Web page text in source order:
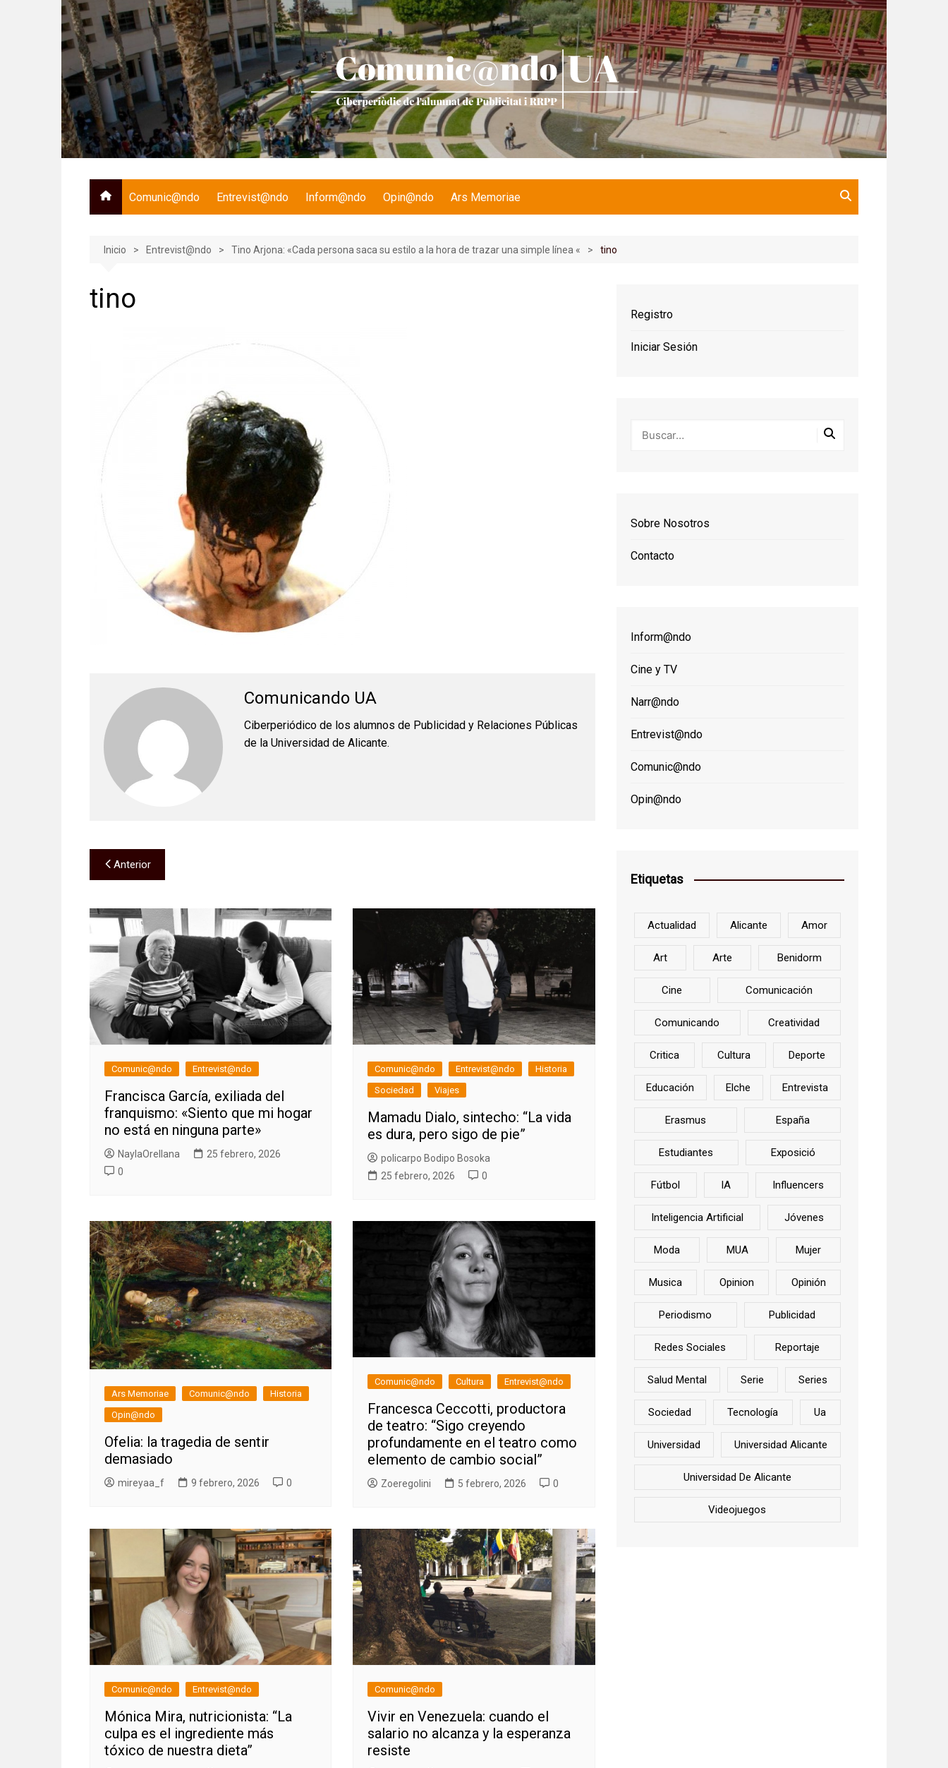
Comunic@ndo Entrevist@ndo Inform@ndo Opin@ndo Ars Memoriae
Inicio Entrevist@ndo Tino Arjona: «Cada persona saca su estilo a la hora de trazar una simple línea « tino
tino
Comunicando UA
Ciberperiódico de los alumnos de Publicidad y Relaciones Públicas
de la Universidad de Alicante.
Navegación
de
entradas
Anterior
Comunic@ndo Entrevist@ndo
Francisca García, exiliada del
franquismo: «Siento que mi hogar
no está en ninguna parte»
NaylaOrellana
25 febrero, 2026
0
Comunic@ndo Entrevist@ndo
Historia
Sociedad
Viajes
Mamadu Dialo, sintecho: “La vida
es dura, pero sigo de pie”
policarpo Bodipo Bosoka
25 febrero, 2026
0
Ars Memoriae Comunic@ndo
Historia
Opin@ndo
Ofelia: la tragedia de sentir
demasiado
mireyaa_f 9 febrero, 2026 0
Comunic@ndo Cultura Entrevist@ndo
Francesca Ceccotti, productora
de teatro: “Sigo creyendo
profundamente en el teatro como
elemento de cambio social”
Zoeregolini 5 febrero, 2026 0
Comunic@ndo Entrevist@ndo
Mónica Mira, nutricionista: “La
culpa es el ingrediente más
tóxico de nuestra dieta”
Comunic@ndo
Vivir en Venezuela: cuando el
salario no alcanza y la esperanza
resiste
Registro
Iniciar Sesión
Sobre Nosotros
Contacto
Inform@ndo
Cine y TV
Narr@ndo
Entrevist@ndo
Comunic@ndo
Opin@ndo
Etiquetas
Actualidad Alicante Amor
Art Arte Benidorm
Cine Comunicación
Comunicando Creatividad
Critica Cultura Deporte
Educación Elche Entrevista
Erasmus España
Estudiantes Exposició
Fútbol IA Influencers
Inteligencia Artificial Jóvenes
Moda MUA Mujer
Musica Opinion Opinión
Periodismo Publicidad
Redes Sociales Reportaje
Salud Mental Serie Series
Sociedad Tecnología Ua
Universidad Universidad Alicante
Universidad De Alicante
Videojuegos